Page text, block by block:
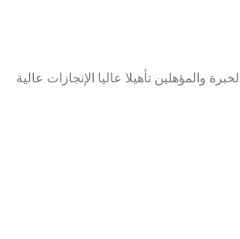
والدراية والخبرة والمؤهلين تأهيلا عاليا الإنجازات عالية